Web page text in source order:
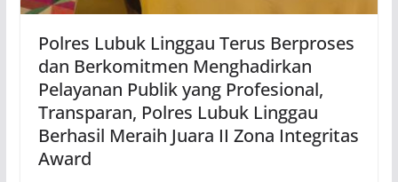
Polres Lubuk Linggau Terus Berproses
dan Berkomitmen Menghadirkan
Pelayanan Publik yang Profesional,
Transparan, Polres Lubuk Linggau
Berhasil Meraih Juara II Zona Integritas
Award